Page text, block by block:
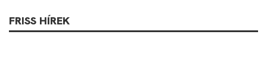
FRISS HÍREK